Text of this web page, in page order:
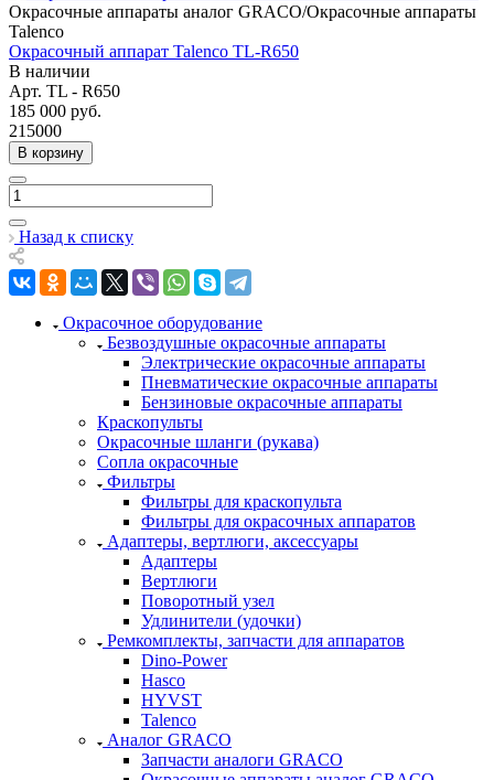
Окрасочные аппараты аналог GRACO/Окрасочные аппараты
Talenco
Окрасочный аппарат Talenco TL-R650
В наличии
Арт. TL - R650
185 000 руб.
215000
В корзину
Назад к списку
Окрасочное оборудование
Безвоздушные окрасочные аппараты
Электрические окрасочные аппараты
Пневматические окрасочные аппараты
Бензиновые окрасочные аппараты
Краскопульты
Окрасочные шланги (рукава)
Сопла окрасочные
Фильтры
Фильтры для краскопульта
Фильтры для окрасочных аппаратов
Адаптеры, вертлюги, аксессуары
Адаптеры
Вертлюги
Поворотный узел
Удлинители (удочки)
Ремкомплекты, запчасти для аппаратов
Dino-Power
Hasco
HYVST
Talenco
Аналог GRACO
Запчасти аналоги GRACO